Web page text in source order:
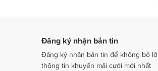
Dịch vụ cưới tại Bắc Giang
Đăng ký nhận bản tin
Đăng ký nhận bản tin để không bỏ lỡ
thông tin khuyến mãi cưới mới nhất